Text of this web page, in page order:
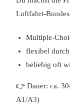
Luftfahrt-
Multiple-
flexibel
beliebig oft
👉 Dauer: ca.
A1/A3)